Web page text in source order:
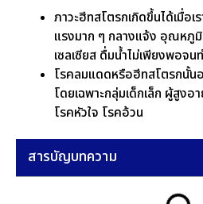
ภาวะฮีทสโตรกเกิดขึ้นได้เมื่อ
แรงมาก ๆ กลางแจ้ง อุณหภู
เซลเซียส ดื่มน้ำไม่เพียงพอจน
โรคลมแดดหรือฮีทสโตรกนั้น
โดยเฉพาะกลุ่มเด็กเล็ก ผู้สูงอ
โรคหัวใจ โรคอ้วน
สารบัญบทความ